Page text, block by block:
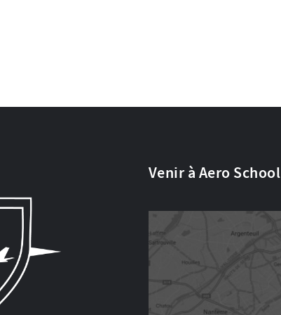
Venir à Aero School